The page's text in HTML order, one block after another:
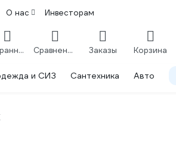
О нас Инвесторам
Избранное Сравнение Заказы Корзина
и СИЗ Сантехника Авто